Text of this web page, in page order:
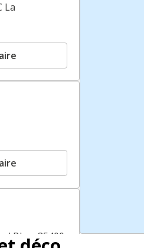
La
Bleu, 35400